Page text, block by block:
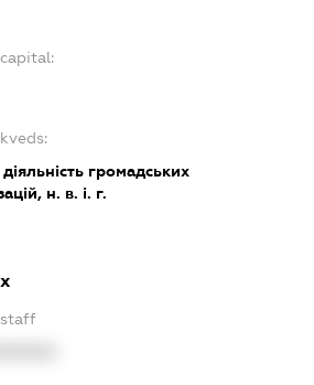
громадських
н. в. і. г.